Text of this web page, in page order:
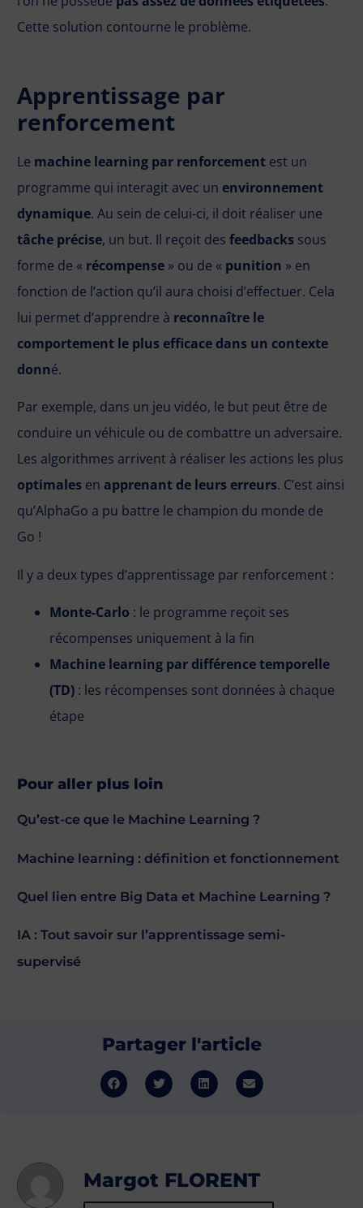
Cette solution contourne le problème.
Apprentissage par
renforcement
Le machine learning par renforcement est un
programme qui interagit avec un environnement
dynamique. Au sein de celui-ci, il doit réaliser une
tâche précise, un but. Il reçoit des feedbacks sous
forme de « récompense » ou de « punition » en
fonction de l’action qu’il aura choisi d’effectuer. Cela
lui permet d’apprendre à reconnaître le
comportement le plus efficace dans un contexte
donné.
Par exemple, dans un jeu vidéo, le but peut être de
conduire un véhicule ou de combattre un adversaire.
Les algorithmes arrivent à réaliser les actions les plus
optimales en apprenant de leurs erreurs. C’est ainsi
qu’AlphaGo a pu battre le champion du monde de
Go !
Il y a deux types d’apprentissage par renforcement :
Monte-Carlo : le programme reçoit ses
récompenses uniquement à la fin
Machine learning par différence temporelle
(TD) : les récompenses sont données à chaque
étape
Pour aller plus loin
Qu’est-ce que le Machine Learning ?
Machine learning : définition et fonctionnement
Quel lien entre Big Data et Machine Learning ?
IA : Tout savoir sur l’apprentissage semi-
supervisé
Partager l'article
Margot FLORENT